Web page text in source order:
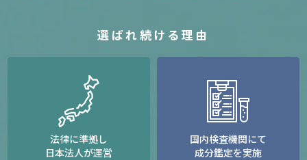
選ばれ続ける理由
法律に準拠し
日本法人が運営
国内検査機関にて
成分鑑定を実施